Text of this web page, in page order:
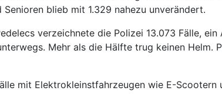
blieb mit 1.329 nahezu unverändert.
verzeichnete die Polizei 13.073 Fälle,
Mehr als die Hälfte trug keinen
mit Elektrokleinstfahrzeugen wie E-